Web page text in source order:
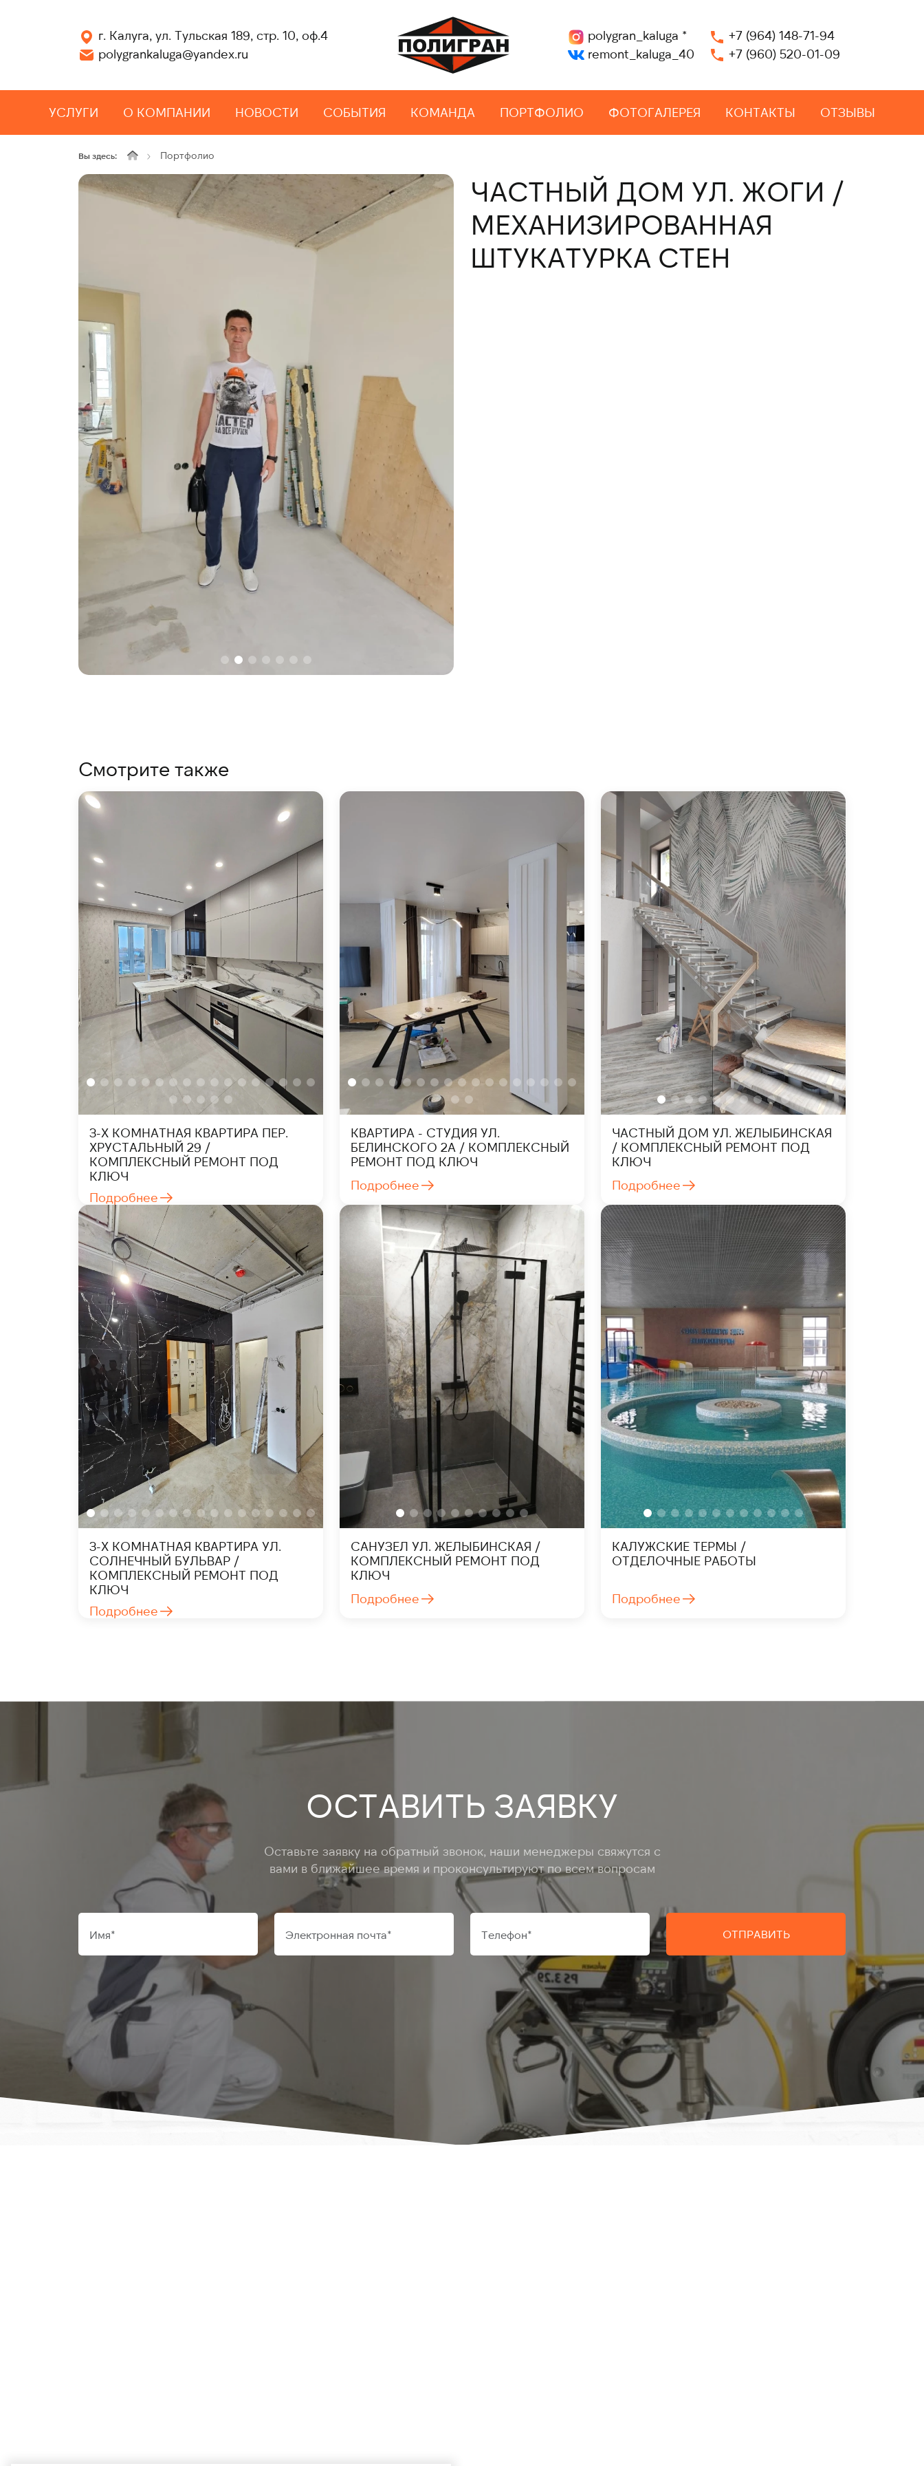
г. Калуга, ул. Тульская 189, стр. 10, оф.4
polygrankaluga@yandex.ru
polygran_kaluga *
remont_kaluga_40
+7 (964) 148-71-94
+7 (960) 520-01-09
УСЛУГИ О КОМПАНИИ НОВОСТИ СОБЫТИЯ КОМАНДА ПОРТФОЛИО ФОТОГАЛЕРЕЯ КОНТАКТЫ ОТЗЫВЫ
Вы здесь: Портфолио
ЧАСТНЫЙ ДОМ УЛ. ЖОГИ /
МЕХАНИЗИРОВАННАЯ
ШТУКАТУРКА СТЕН
Смотрите также
3-Х КОМНАТНАЯ КВАРТИРА ПЕР.
ХРУСТАЛЬНЫЙ 29 /
КОМПЛЕКСНЫЙ РЕМОНТ ПОД
КЛЮЧ
Подробнее
КВАРТИРА - СТУДИЯ УЛ.
БЕЛИНСКОГО 2А / КОМПЛЕКСНЫЙ
РЕМОНТ ПОД КЛЮЧ
Подробнее
ЧАСТНЫЙ ДОМ УЛ. ЖЕЛЫБИНСКАЯ
/ КОМПЛЕКСНЫЙ РЕМОНТ ПОД
КЛЮЧ
Подробнее
3-Х КОМНАТНАЯ КВАРТИРА УЛ.
СОЛНЕЧНЫЙ БУЛЬВАР /
КОМПЛЕКСНЫЙ РЕМОНТ ПОД
КЛЮЧ
Подробнее
САНУЗЕЛ УЛ. ЖЕЛЫБИНСКАЯ /
КОМПЛЕКСНЫЙ РЕМОНТ ПОД
КЛЮЧ
Подробнее
КАЛУЖСКИЕ ТЕРМЫ /
ОТДЕЛОЧНЫЕ РАБОТЫ
Подробнее
ОСТАВИТЬ ЗАЯВКУ
Оставьте заявку на обратный звонок, наши менеджеры свяжутся с
вами в ближайшее время и проконсультируют по всем вопросам
ОТПРАВИТЬ